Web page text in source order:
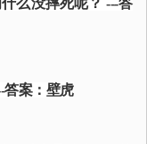
么没摔死呢？ ---答
答案：壁虎